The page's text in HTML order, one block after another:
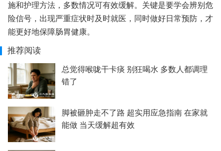
施和护理方法，多数情况可有效缓解。关键是要学会辨别危
险信号，出现严重症状时及时就医，同时做好日常预防，才
能更好地保障肠胃健康。
推荐阅读
总觉得喉咙干卡痰 别狂喝水 多数人都调理
错了
脚被砸肿走不了路 超实用应急指南 在家就
能做 当天缓解超有效